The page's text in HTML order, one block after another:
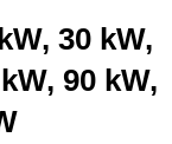
30 kW,
90 kW,